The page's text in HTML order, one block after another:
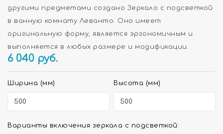
другими предметами создано Зеркало с подсветкой
в ванную комнату Леванто. Оно имеет
оригинальную форму, является эргономичным и
выполняется в любых размере и модификации.
6 040 руб.
Ширина (мм) Высота (мм)
Варианты включения зеркала с подсветкой: